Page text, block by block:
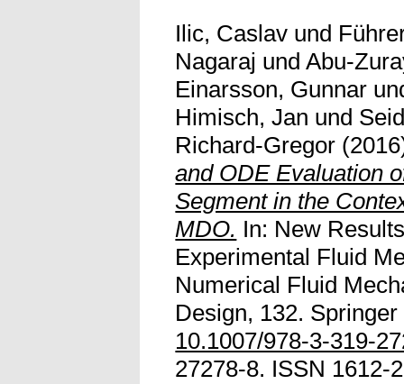
Ilic, Caslav und
Nagaraj undAbu-
Einarsson, Gunnar
Himisch, Jan und
Richard-Gregor
and ODE Evaluation
Segment in the
MDO. In: New
Experimental Fluid
Numerical Fluid
Design, 132.
10.1007/978-3-319-
27278-8. ISSN 1612-